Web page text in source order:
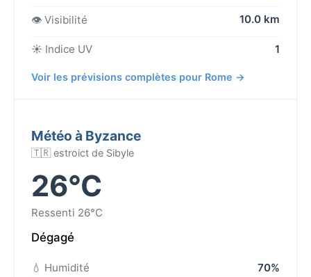
👁️ Visibilité 10.0 km
☀️ Indice UV 1
Voir les prévisions complètes pour Rome →
Météo à Byzance
🇹🇷 estroict de Sibyle
26°C
Ressenti 26°C
Dégagé
💧 Humidité
70%